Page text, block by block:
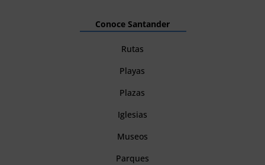
Conoce Santander
Rutas
Playas
Plazas
Iglesias
Museos
Parques